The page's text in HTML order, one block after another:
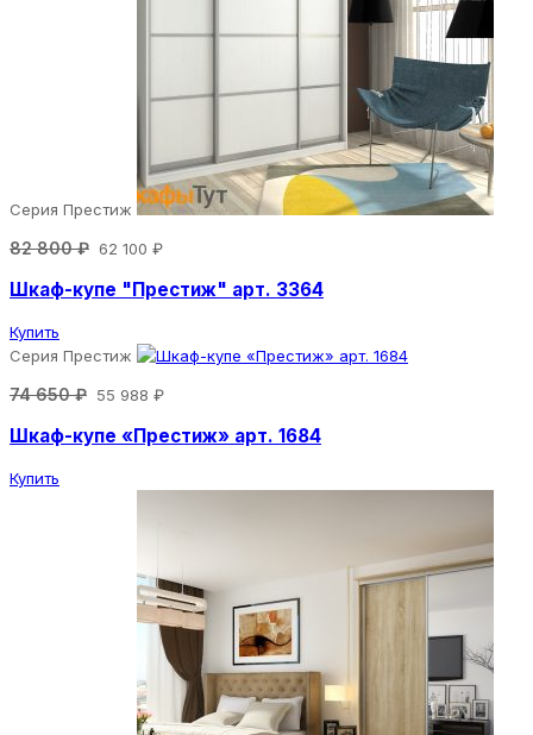
Серия Престиж
82 800 ₽ 62 100 ₽
Шкаф-купе "Престиж" арт. 3364
Купить
Серия Престиж
74 650 ₽ 55 988 ₽
Шкаф-купе «Престиж» арт. 1684
Купить